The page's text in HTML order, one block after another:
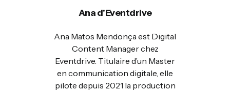
Ana d'Eventdrive
Ana Matos Mendonça est Digital
Content Manager chez
Eventdrive. Titulaire d’un Master
en communication digitale, elle
pilote depuis 2021 la production